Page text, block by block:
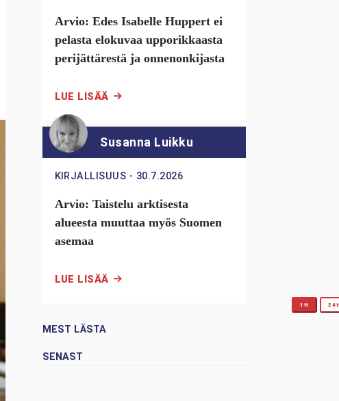
Arvio: Edes Isabelle Huppert ei
pelasta elokuvaa upporikkaasta
perijättärestä ja onnenonkijasta
LUE LISÄÄ
Susanna Luikku
KIRJALLISUUS ・ 30.7.2026
Arvio: Taistelu arktisesta
alueesta muuttaa myös Suomen
asemaa
LUE LISÄÄ
MEST LÄSTA
1H
SENAST